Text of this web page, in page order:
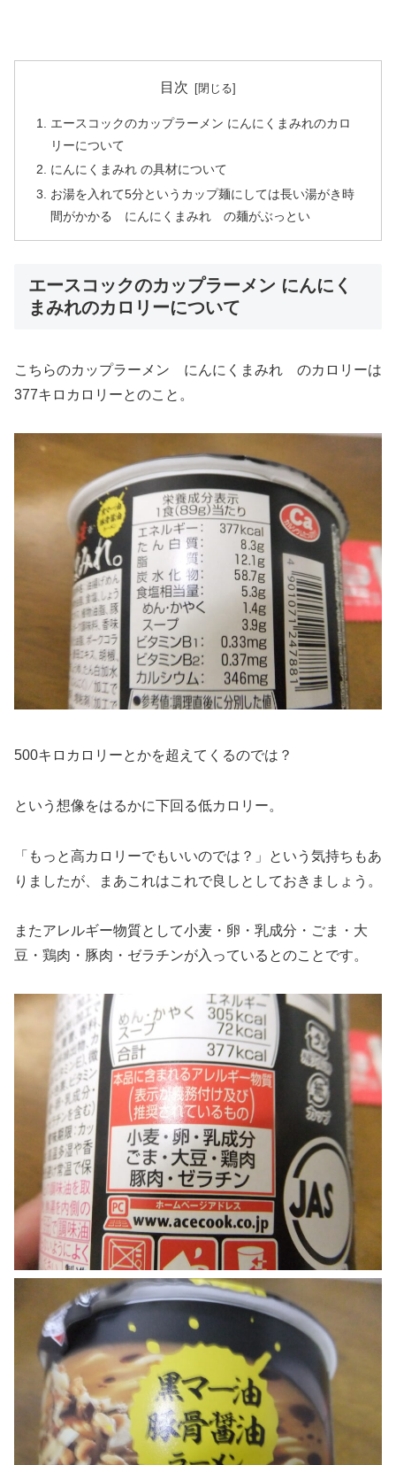
目次
エースコックのカップラーメン にんにくまみれのカロ
リーについて
にんにくまみれ の具材について
お湯を入れて5分というカップ麺にしては長い湯がき時
間がかかる にんにくまみれ の麺がぶっとい
エースコックのカップラーメン にんにく
まみれのカロリーについて
こちらのカップラーメン にんにくまみれ のカロリーは
377キロカロリーとのこと。
500キロカロリーとかを超えてくるのでは？
という想像をはるかに下回る低カロリー。
「もっと高カロリーでもいいのでは？」という気持ちもあ
りましたが、まあこれはこれで良しとしておきましょう。
またアレルギー物質として小麦・卵・乳成分・ごま・大
豆・鶏肉・豚肉・ゼラチンが入っているとのことです。